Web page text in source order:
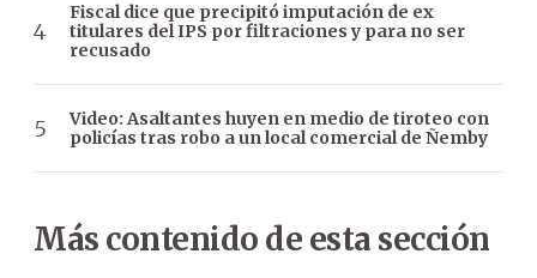
Fiscal dice que precipitó imputación de ex
titulares del IPS por filtraciones y para no ser
recusado
Video: Asaltantes huyen en medio de tiroteo con
policías tras robo a un local comercial de Ñemby
Más contenido de esta sección